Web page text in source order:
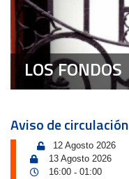
LOS FONDOS
Aviso de circulación
12 Agosto 2026
13 Agosto 2026
16:00 - 01:00